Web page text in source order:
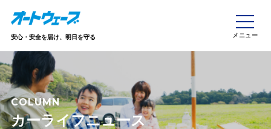
安心・安全を届け、明日を守る
COLUMN
カーライフニュース